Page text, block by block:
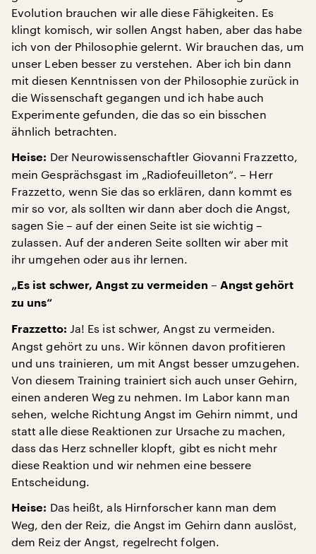
Evolution brauchen wir alle diese Fähigkeiten. Es
klingt komisch, wir sollen Angst haben, aber das habe
ich von der Philosophie gelernt. Wir brauchen das, um
unser Leben besser zu verstehen. Aber ich bin dann
mit diesen Kenntnissen von der Philosophie zurück in
die Wissenschaft gegangen und ich habe auch
Experimente gefunden, die das so ein bisschen
ähnlich betrachten.
Heise: Der Neurowissenschaftler Giovanni Frazzetto,
mein Gesprächsgast im „Radiofeuilleton“. – Herr
Frazzetto, wenn Sie das so erklären, dann kommt es
mir so vor, als sollten wir dann aber doch die Angst,
sagen Sie – auf der einen Seite ist sie wichtig –
zulassen. Auf der anderen Seite sollten wir aber mit
ihr umgehen oder aus ihr lernen.
„Es ist schwer, Angst zu vermeiden – Angst gehört
zu uns“
Frazzetto: Ja! Es ist schwer, Angst zu vermeiden.
Angst gehört zu uns. Wir können davon profitieren
und uns trainieren, um mit Angst besser umzugehen.
Von diesem Training trainiert sich auch unser Gehirn,
einen anderen Weg zu nehmen. Im Labor kann man
sehen, welche Richtung Angst im Gehirn nimmt, und
statt alle diese Reaktionen zur Ursache zu machen,
dass das Herz schneller klopft, gibt es nicht mehr
diese Reaktion und wir nehmen eine bessere
Entscheidung.
Heise: Das heißt, als Hirnforscher kann man dem
Weg, den der Reiz, die Angst im Gehirn dann auslöst,
dem Reiz der Angst, regelrecht folgen.